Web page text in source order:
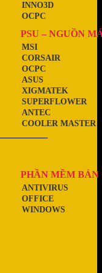
OCPC
INNO3D
PSU – NGUỒN
COOLER MASTER
ANTEC
SUPERFLOWER
XIGMATEK
ASUS
OCPC
CORSAIR
MSI
PHẦN MỀM BẢN
WINDOWS
OFFICE
ANTIVIRUS